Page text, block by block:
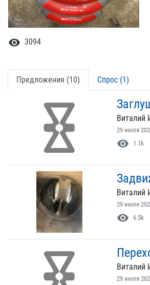
visibility 3094
Предложения (10) Спрос (1)
Виталий
29 июля
visibility 1.1k
Виталий
29 июля
visibility 6.5k
Виталий
29 июля